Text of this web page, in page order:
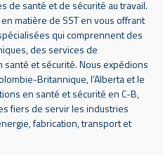
de santé et de sécurité au travail.
matière de SST en vous offrant
qui comprennent des
des services de
et sécurité. Nous expédions
Britannique, l’Alberta et le
en santé et sécurité en C-B,
fiers de servir les industries
fabrication, transport et